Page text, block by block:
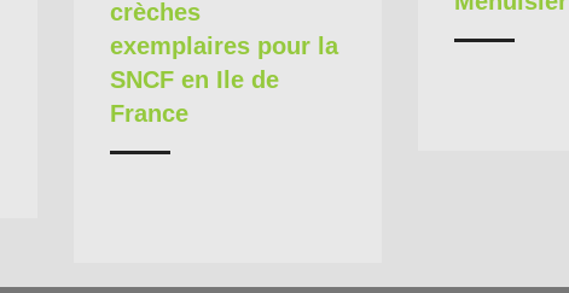
crèches
exemplaires pour la
SNCF en Ile de
France